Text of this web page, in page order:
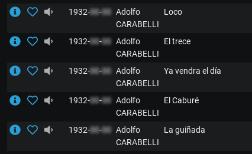
1932-00-00 Adolfo
CARABELLI
Loco
1932-00-00 Adolfo
CARABELLI
El trece
1932-00-00 Adolfo
CARABELLI
Ya vendra el día
1932-00-00 Adolfo
CARABELLI
El Caburé
1932-00-00 Adolfo
CARABELLI
La guiñada